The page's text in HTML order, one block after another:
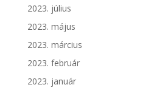
2023. július
2023. május
2023. március
2023. február
2023. január